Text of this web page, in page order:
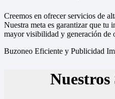
Creemos en ofrecer servicios de
Nuestra meta es garantizar que tu
mayor visibilidad y generación de
Buzoneo Eficiente y Publicidad
Nuestros